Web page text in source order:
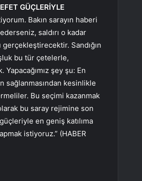
GÜÇLERİYLE
Bakın sarayın haberi
saldırı o kadar
Sandığın
bu tür çetelerle,
şey şu: En
sağlanmasından kesinlikle
Bu seçimi kazanmak
bu saray rejimine son
en geniş katılıma
istiyoruz.” (HABER